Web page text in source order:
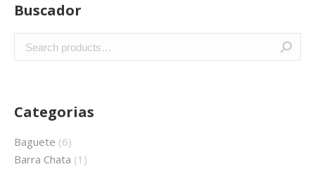
Buscador
Categorias
Baguete (6)
Barra Chata (1)